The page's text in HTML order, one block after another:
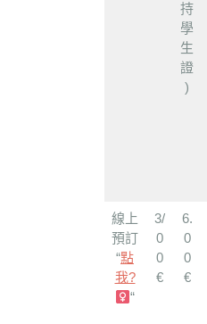
持
學
生
證
)
線上
預訂
“點
我?‍
“
3/
0
0
€
6.
0
0
€